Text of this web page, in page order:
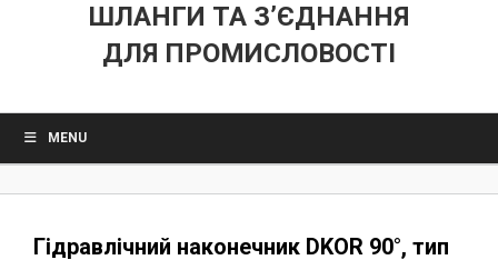
ШЛАНГИ ТА З’ЄДНАННЯ
ДЛЯ ПРОМИСЛОВОСТІ
MENU
Гідравлічний наконечник DKOR 90°, тип